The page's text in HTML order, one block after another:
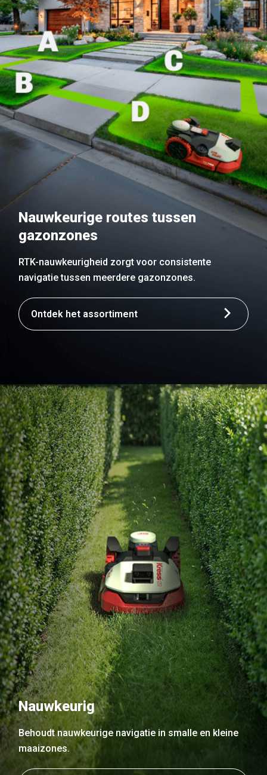
Nauwkeurige routes tussen
gazonzones
RTK-nauwkeurigheid zorgt voor consistente
navigatie tussen meerdere gazonzones.
Ontdek het assortiment
Nauwkeurig
Behoudt nauwkeurige navigatie in smalle en kleine
maaizones.